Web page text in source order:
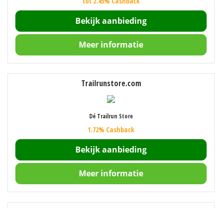
Bekijk aanbieding
Meer informatie
Trailrunstore.com
Dé Trailrun Store
1.72% Cashback
Bekijk aanbieding
Meer informatie